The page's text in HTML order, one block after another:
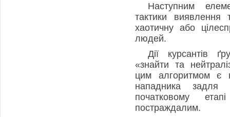
Наступним
тактики виявлення
хаотичну або
людей.
Дії курсантів
«знайти та
цим алгоритмом є
нападника задля
початковому
постраждалим.